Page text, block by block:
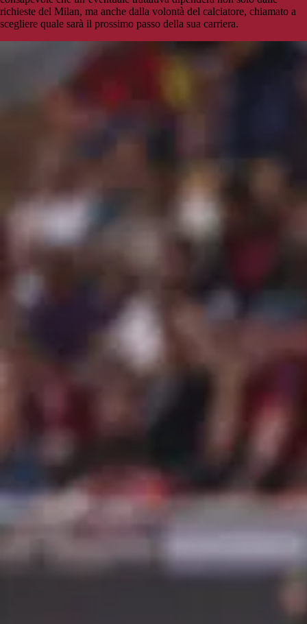
richieste del Milan, ma anche dalla volontà del calciatore, chiamato a
scegliere quale sarà il prossimo passo della sua carriera.